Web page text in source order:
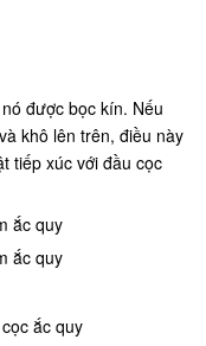
được bọc kín. Nếu
khô lên trên, điều này
tiếp xúc với đầu cọc
ắc quy
ắc quy
ắc quy